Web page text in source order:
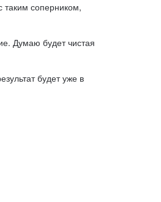
таким соперником,
Думаю будет чистая
будет уже в